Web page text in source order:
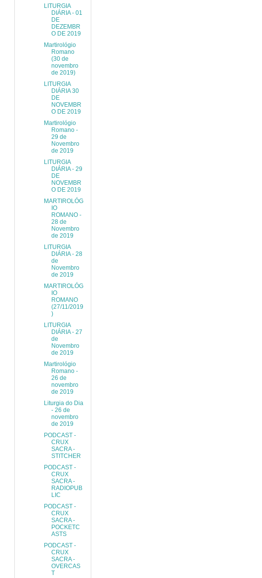
LITURGIA
DIÁRIA - 01
DE
DEZEMBR
O DE 2019
Martirológio
Romano
(30 de
novembro
de 2019)
LITURGIA
DIÁRIA 30
DE
NOVEMBR
O DE 2019
Martirológio
Romano -
29 de
Novembro
de 2019
LITURGIA
DIÁRIA - 29
DE
NOVEMBR
O DE 2019
MARTIROLÓG
IO
ROMANO -
28 de
Novembro
de 2019
LITURGIA
DIÁRIA - 28
de
Novembro
de 2019
MARTIROLÓG
IO
ROMANO
(27/11/2019
)
LITURGIA
DIÁRIA - 27
de
Novembro
de 2019
Martirológio
Romano -
26 de
novembro
de 2019
Liturgia do Dia
- 26 de
novembro
de 2019
PODCAST -
CRUX
SACRA -
STITCHER
PODCAST -
CRUX
SACRA -
RADIOPUB
LIC
PODCAST -
CRUX
SACRA -
POCKETC
ASTS
PODCAST -
CRUX
SACRA -
OVERCAS
T